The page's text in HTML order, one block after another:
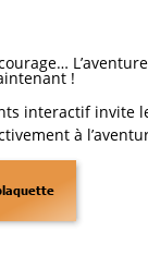
!
interactif invite
à